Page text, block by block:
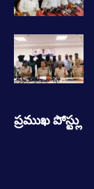
ప్రముఖ పోస్ట్లు